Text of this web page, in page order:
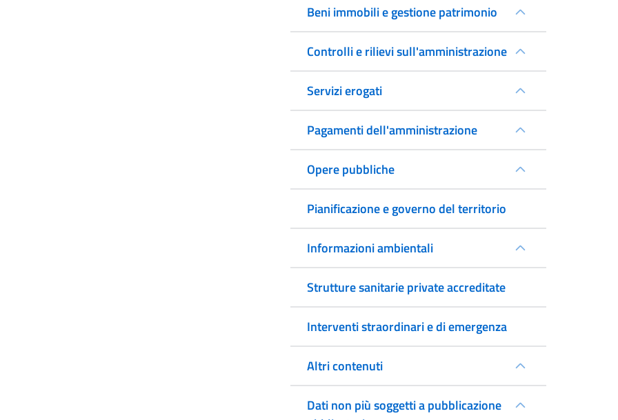
Beni immobili e gestione patrimonio
Controlli e rilievi sull'amministrazione
Servizi erogati
Pagamenti dell'amministrazione
Opere pubbliche
Pianificazione e governo del territorio
Informazioni ambientali
Strutture sanitarie private accreditate
Interventi straordinari e di emergenza
Altri contenuti
Dati non più soggetti a pubblicazione